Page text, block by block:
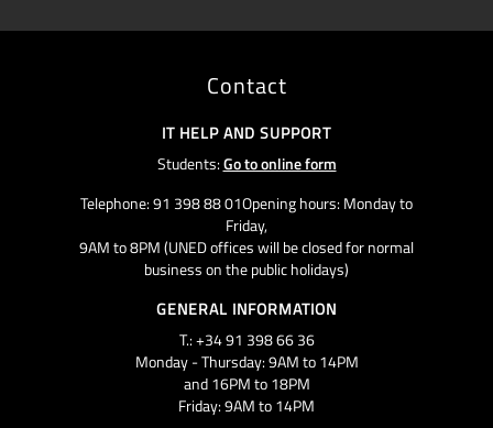
Contact
IT HELP AND SUPPORT
Students:Go to online form
Telephone: 91 398 88 01Opening hours: Monday to
Friday,
9AM to 8PM (UNED offices will be closed for normal
business on the public holidays)
GENERAL INFORMATION
T.: +34 91 398 66 36
Monday - Thursday: 9AM to 14PM
and 16PM to 18PM
Friday: 9AM to 14PM